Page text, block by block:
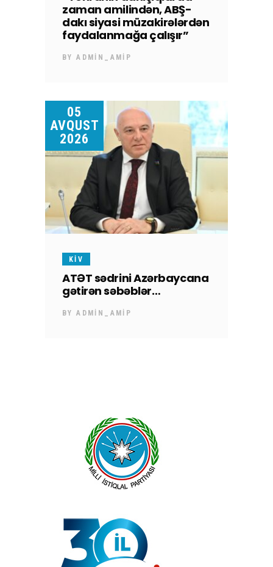
zaman amilindən, ABŞ-
dakı siyasi müzakirələrdən
faydalanmağa çalışır”
BYADMIN_AMIP
05
AVQUST
2026
KİV
ATƏT sədrini Azərbaycana
gətirən səbəblər…
BYADMIN_AMIP